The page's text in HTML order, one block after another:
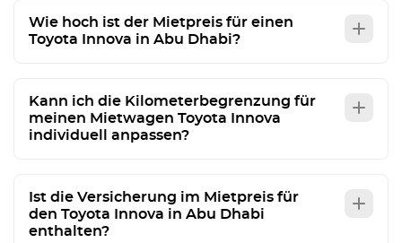
Wie hoch ist der Mietpreis für einen
Toyota Innova in Abu Dhabi?
Kann ich die Kilometerbegrenzung für
meinen Mietwagen Toyota Innova
individuell anpassen?
Ist die Versicherung im Mietpreis für
den Toyota Innova in Abu Dhabi
enthalten?